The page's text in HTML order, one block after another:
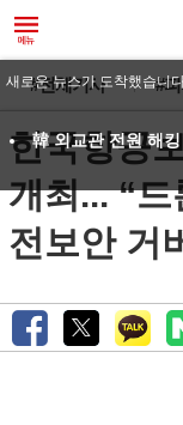
#전체기사 #
한국항공
개최... “드
전보안 거
새로운 뉴스가 도착했습니
韓 외교관 전원 해